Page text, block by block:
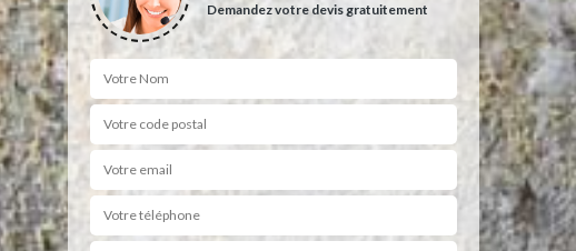
Demandez votre devis gratuitement